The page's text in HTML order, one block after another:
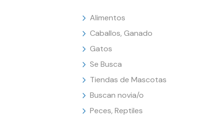
Alimentos
Caballos, Ganado
Gatos
Se Busca
Tiendas de Mascotas
Buscan novia/o
Peces, Reptiles